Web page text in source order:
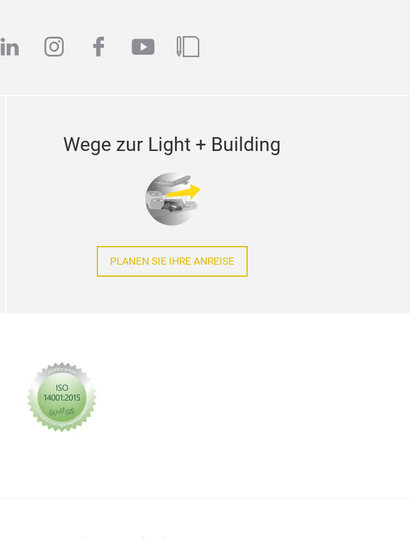
linkedininstagram
facebook
youtube
blog
Wege zur Light + Building
PLANEN SIE IHRE ANREISE